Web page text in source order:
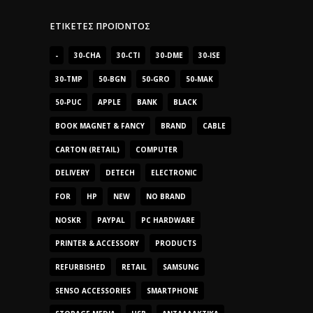
ΕΤΙΚΈΤΕΣ ΠΡΟΪΌΝΤΟΣ
- 30-CHA 30-CTI 30-DME 30-ISE
30-TMP 50-BGN 50-GRO 50-MAK
50-PUC APPLE BANK BLACK
BOOK MAGNET & FANCY BRAND CABLE
CARTON (RETAIL) COMPUTER
DELIVERY DETECH ELECTRONIC
FOR HP NEW NO BRAND
NOSKR PAYPAL PC HARDWARE
PRINTER & ACCESSORY PRODUCTS
REFURBISHED RETAIL SAMSUNG
SENSO ACCESSORIES SMARTPHONE